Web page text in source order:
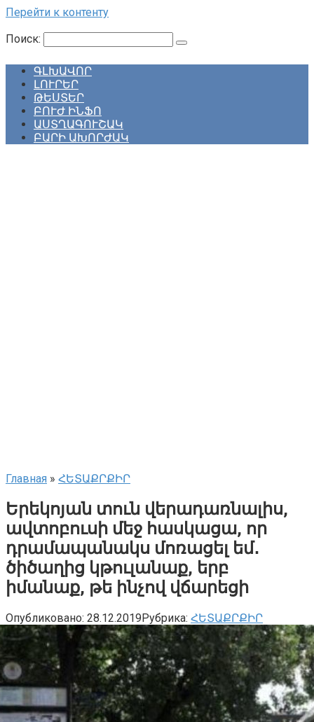
Перейти к контенту
Поиск:
ԳԼԽԱՎՈՐ
ԼՈՒՐԵՐ
ԹԵՍՏԵՐ
ԲՈՒԺ ԻՆՖՈ
ԱՍՏՂԱԳՈՒՇԱԿ
ԲԱՐԻ ԱԽՈՐԺԱԿ
Главная » ՀԵՏԱՔՐՔԻՐ
Երեկոյան տուն վերադառնալիս,
ավտոբուսի մեջ հասկացա, որ
դրամապանակս մոռացել եմ․
ծիծաղից կթուլանաք, երբ
իմանաք, թե ինչով վճարեցի
Опубликовано: 28.12.2019Рубрика: ՀԵՏԱՔՐՔԻՐ